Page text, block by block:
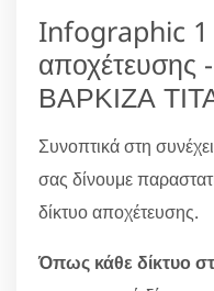
Infographic 1
ΒΑΡΚΙΖΑ
Συνοπτικά στη
σας δίνουμε
δίκτυο αποχέτευσης.
Όπως κάθε δίκτυο